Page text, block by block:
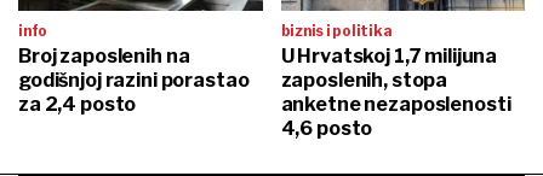
info
Broj zaposlenih na
godišnjoj razini porastao
za 2,4 posto
biznis i politika
U Hrvatskoj 1,7 milijuna
zaposlenih, stopa
anketne nezaposlenosti
4,6 posto